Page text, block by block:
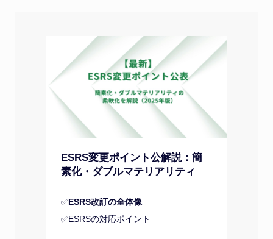
ESRS変更ポイント公解説：簡
素化・ダブルマテリアリティ
✅ESRS改訂の全体像
✅ESRSの対応ポイント